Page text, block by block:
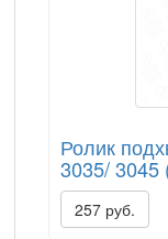
Ролик
3035/ 3045
257 руб.